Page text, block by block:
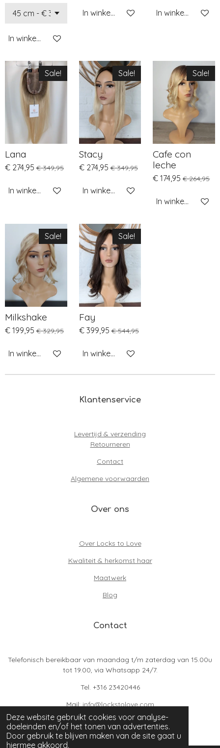
Deze website gebruikt cookies voor analyse-
doeleinden en/of het tonen van advertenties.
Door gebruik te blijven maken van de site gaat u
hiermee akkoord.
In winkelwagen
In winkelwagen In winkelwagen
Sale!
Lana
€ 274,95 € 349,95
In winkelwagen
Sale!
Stacy
€ 274,95 € 349,95
In winkelwagen
Sale!
Cafe con
leche
€ 174,95 € 264,95
In winkelwagen
Sale!
Milkshake
€ 199,95 € 329,95
In winkelwagen
Sale!
Fay
€ 399,95 € 544,95
In winkelwagen
Klantenservice
Levertijd & verzending
Retourneren
Contact
Algemene voorwaarden
Over ons
Over Locks to Love
Kwaliteit & herkomst haar
Maatwerk
Blog
Contact
Telefonisch bereikbaar van maandag t/m zaterdag van 15.00u
tot 19.00, via Whatsapp 24/7.
Tel. +316 23420446
Mail: info@lockstolove.com
KVK-nummer 72748230
© 2024 - 2026 Locks to Love